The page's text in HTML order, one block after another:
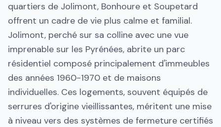
quartiers de Jolimont, Bonhoure et Soupetard
offrent un cadre de vie plus calme et familial.
Jolimont, perché sur sa colline avec une vue
imprenable sur les Pyrénées, abrite un parc
résidentiel composé principalement d'immeubles
des années 1960-1970 et de maisons
individuelles. Ces logements, souvent équipés de
serrures d'origine vieillissantes, méritent une mise
à niveau vers des systèmes de fermeture certifiés